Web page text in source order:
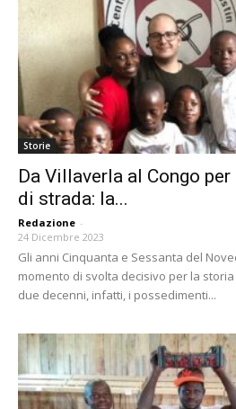
Storie
Da Villaverla al Congo
di strada: la...
Redazione -
24 Dicembre 2023
Gli anni Cinquanta e Sessanta del
momento di svolta decisivo per la
due decenni, infatti, i possedimenti...